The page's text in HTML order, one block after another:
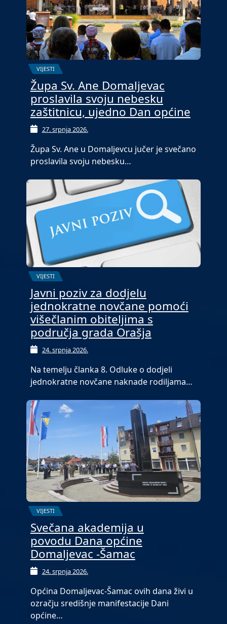
VIJESTI
Župa Sv. Ane Domaljevac
proslavila svoju nebesku
zaštitnicu, ujedno Dan općine
27. srpnja 2026.
Župa Sv. Ane u Domaljevcu jučer je svečano
proslavila svoju nebesku…
VIJESTI
Javni poziv za dodjelu
jednokratne novčane pomoći
višečlanim obiteljima s
područja grada Orašja
24. srpnja 2026.
Na temelju članka 8. Odluke o dodjeli
jednokratne novčane naknade rodiljama…
VIJESTI
Svečana akademija u
povodu Dana općine
Domaljevac -Šamac
24. srpnja 2026.
Općina Domaljevac-Šamac ovih dana živi u
ozračju središnje manifestacije Dani
općine…